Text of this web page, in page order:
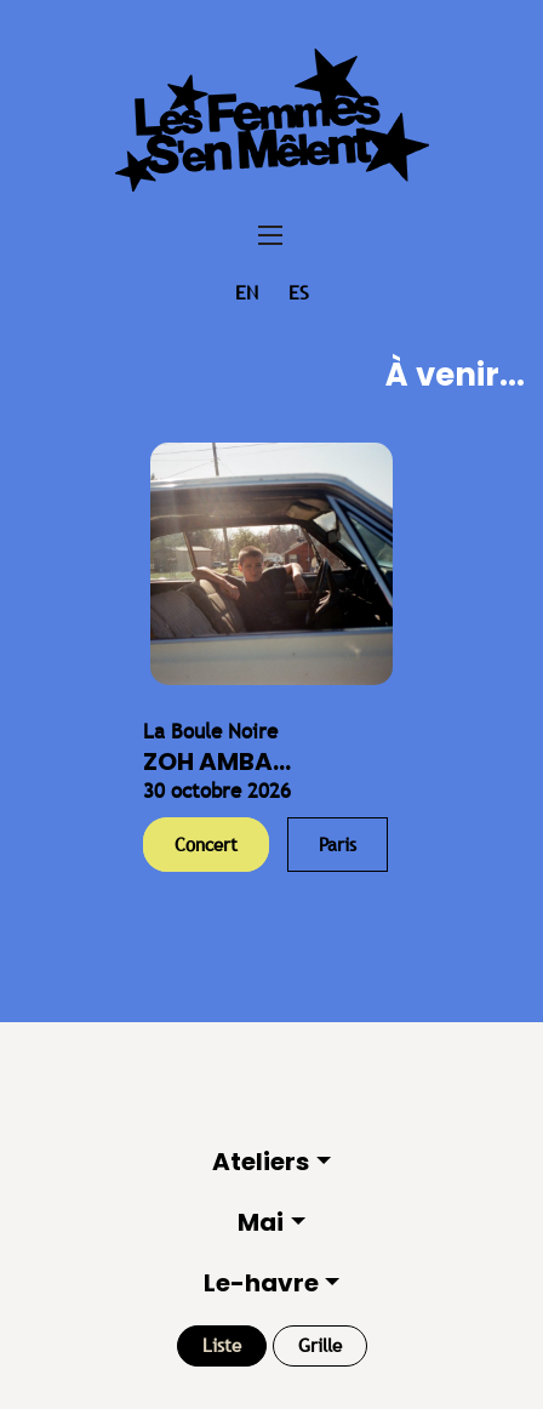
EN ES
À venir...
La Boule Noire
ZOH AMBA...
30 octobre 2026
Concert Paris
Ateliers
Mai
Le-havre
Liste Grille